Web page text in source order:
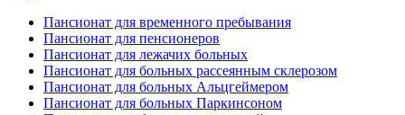
Пансионат для временного пребывания
Пансионат для пенсионеров
Пансионат для лежачих больных
Пансионат для больных рассеянным склерозом
Пансионат для больных Альцгеймером
Пансионат для больных Паркинсоном